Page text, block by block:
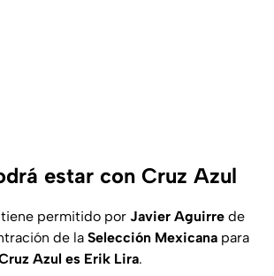
estar con Cruz Azul
permitido por Javier Aguirre de
de la Selección Mexicana para
Azul es Erik Lira.